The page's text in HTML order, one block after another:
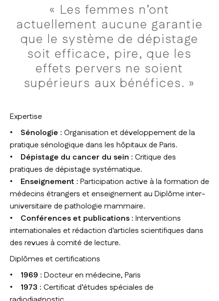
« Les femmes n’ont
actuellement aucune garantie
que le système de dépistage
soit efficace, pire, que les
effets pervers ne soient
supérieurs aux bénéfices. »
Expertise
• Sénologie : Organisation et développement de la
pratique sénologique dans les hôpitaux de Paris.
• Dépistage du cancer du sein : Critique des
pratiques de dépistage systématique.
• Enseignement : Participation active à la formation de
médecins étrangers et enseignement au Diplôme inter-
universitaire de pathologie mammaire.
• Conférences et publications : Interventions
internationales et rédaction d'articles scientifiques dans
des revues à comité de lecture.
Diplômes et certifications
• 1969 : Docteur en médecine, Paris
• 1973 : Certificat d’études spéciales de